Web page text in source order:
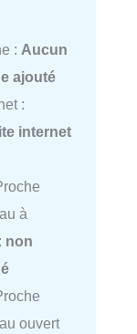
: Aucun
ajouté
:
internet
à
non
ouvert